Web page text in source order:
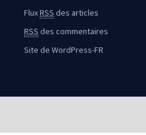
FluxRSS des articles
RSS des commentaires
Site de WordPress-FR